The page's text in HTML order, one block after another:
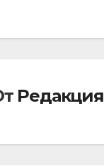
Редакция